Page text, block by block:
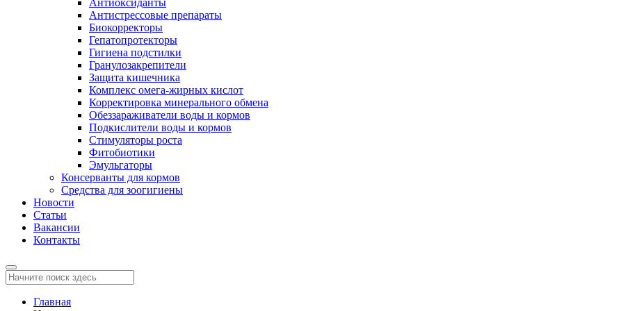
Антиоксиданты
Антистрессовые препараты
Биокорректоры
Гепатопротекторы
Гигиена подстилки
Гранулозакрепители
Защита кишечника
Комплекс омега-жирных кислот
Корректировка минерального обмена
Обеззараживатели воды и кормов
Подкислители воды и кормов
Стимуляторы роста
Фитобиотики
Эмульгаторы
Консерванты для кормов
Средства для зоогигиены
Новости
Статьи
Вакансии
Контакты
Главная